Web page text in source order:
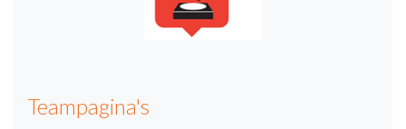
Teampagina's